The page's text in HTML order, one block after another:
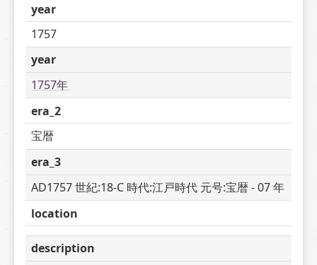
year
1757
year
1757年
era_2
宝暦
era_3
AD1757 世紀:18-C 時代:江戸時代 元号:宝暦 - 07 年
location
description